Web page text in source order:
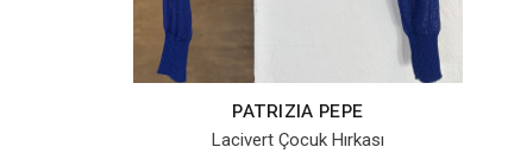
PATRIZIA PEPE
Lacivert Çocuk Hırkası